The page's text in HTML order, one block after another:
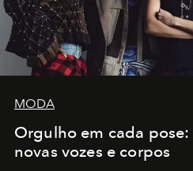
MODA
Orgulho em cada
novas vozes e corpos